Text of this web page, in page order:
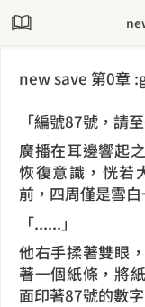
new save 第0章
「編號87號，請
廣播在耳邊響起
恢復意識，恍若
前，四周僅是雪白
「......」
他右手揉著雙眼
著一個紙條，將
面印著87號的數字